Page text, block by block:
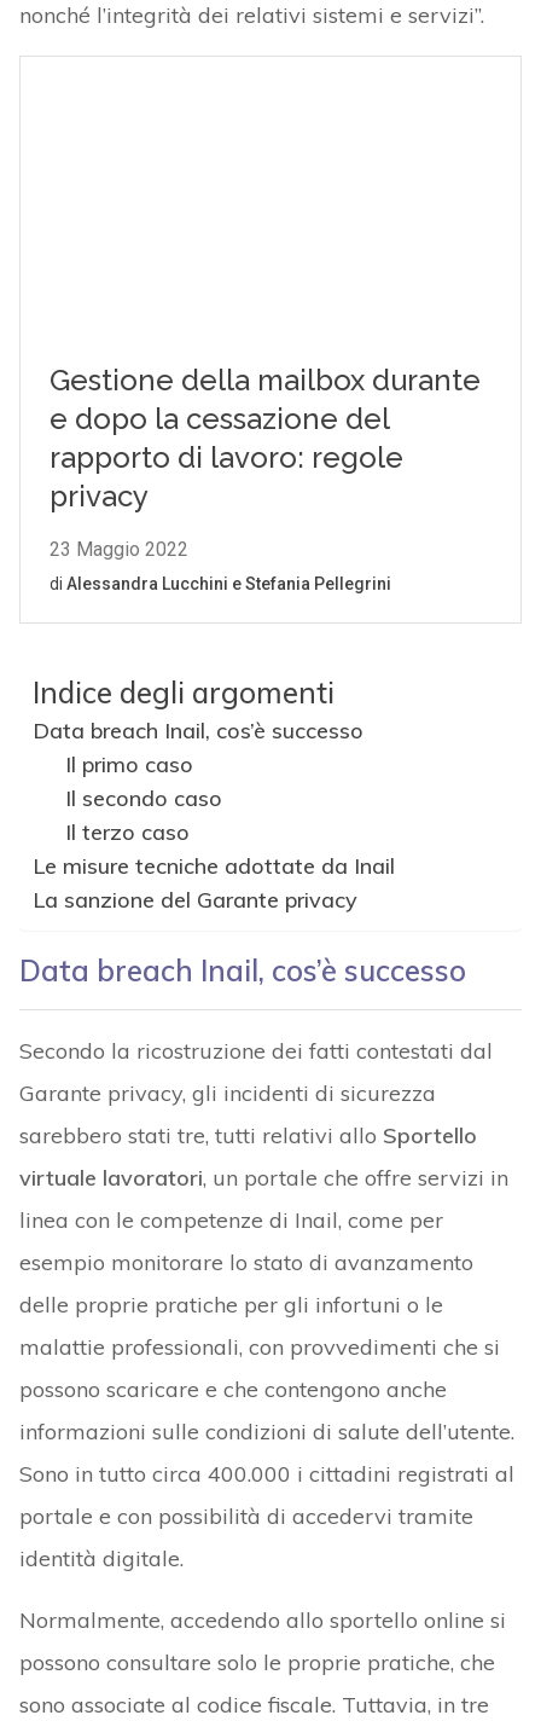
nonché l’integrità dei relativi sistemi e servizi”.
Indice degli argomenti
Data breach Inail, cos’è successo
Il primo caso
Il secondo caso
Il terzo caso
Le misure tecniche adottate da Inail
La sanzione del Garante privacy
Data breach Inail, cos’è successo
Secondo la ricostruzione dei fatti contestati dal
Garante privacy, gli incidenti di sicurezza
sarebbero stati tre, tutti relativi allo Sportello
virtuale lavoratori, un portale che offre servizi in
linea con le competenze di Inail, come per
esempio monitorare lo stato di avanzamento
delle proprie pratiche per gli infortuni o le
malattie professionali, con provvedimenti che si
possono scaricare e che contengono anche
informazioni sulle condizioni di salute dell’utente.
Sono in tutto circa 400.000 i cittadini registrati al
portale e con possibilità di accedervi tramite
identità digitale.
Normalmente, accedendo allo sportello online si
possono consultare solo le proprie pratiche, che
sono associate al codice fiscale. Tuttavia, in tre